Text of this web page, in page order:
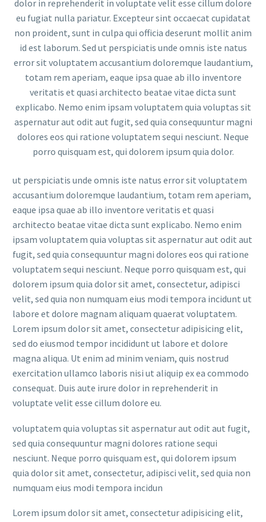
dolor in reprehenderit in voluptate velit esse cillum dolore
eu fugiat nulla pariatur. Excepteur sint occaecat cupidatat
non proident, sunt in culpa qui officia deserunt mollit anim
id est laborum. Sed ut perspiciatis unde omnis iste natus
error sit voluptatem accusantium doloremque laudantium,
totam rem aperiam, eaque ipsa quae ab illo inventore
veritatis et quasi architecto beatae vitae dicta sunt
explicabo. Nemo enim ipsam voluptatem quia voluptas sit
aspernatur aut odit aut fugit, sed quia consequuntur magni
dolores eos qui ratione voluptatem sequi nesciunt. Neque
porro quisquam est, qui dolorem ipsum quia dolor.
ut perspiciatis unde omnis iste natus error sit voluptatem
accusantium doloremque laudantium, totam rem aperiam,
eaque ipsa quae ab illo inventore veritatis et quasi
architecto beatae vitae dicta sunt explicabo. Nemo enim
ipsam voluptatem quia voluptas sit aspernatur aut odit aut
fugit, sed quia consequuntur magni dolores eos qui ratione
voluptatem sequi nesciunt. Neque porro quisquam est, qui
dolorem ipsum quia dolor sit amet, consectetur, adipisci
velit, sed quia non numquam eius modi tempora incidunt ut
labore et dolore magnam aliquam quaerat voluptatem.
Lorem ipsum dolor sit amet, consectetur adipisicing elit,
sed do eiusmod tempor incididunt ut labore et dolore
magna aliqua. Ut enim ad minim veniam, quis nostrud
exercitation ullamco laboris nisi ut aliquip ex ea commodo
consequat. Duis aute irure dolor in reprehenderit in
voluptate velit esse cillum dolore eu.
voluptatem quia voluptas sit aspernatur aut odit aut fugit,
sed quia consequuntur magni dolores ratione sequi
nesciunt. Neque porro quisquam est, qui dolorem ipsum
quia dolor sit amet, consectetur, adipisci velit, sed quia non
numquam eius modi tempora incidun
Lorem ipsum dolor sit amet, consectetur adipisicing elit,